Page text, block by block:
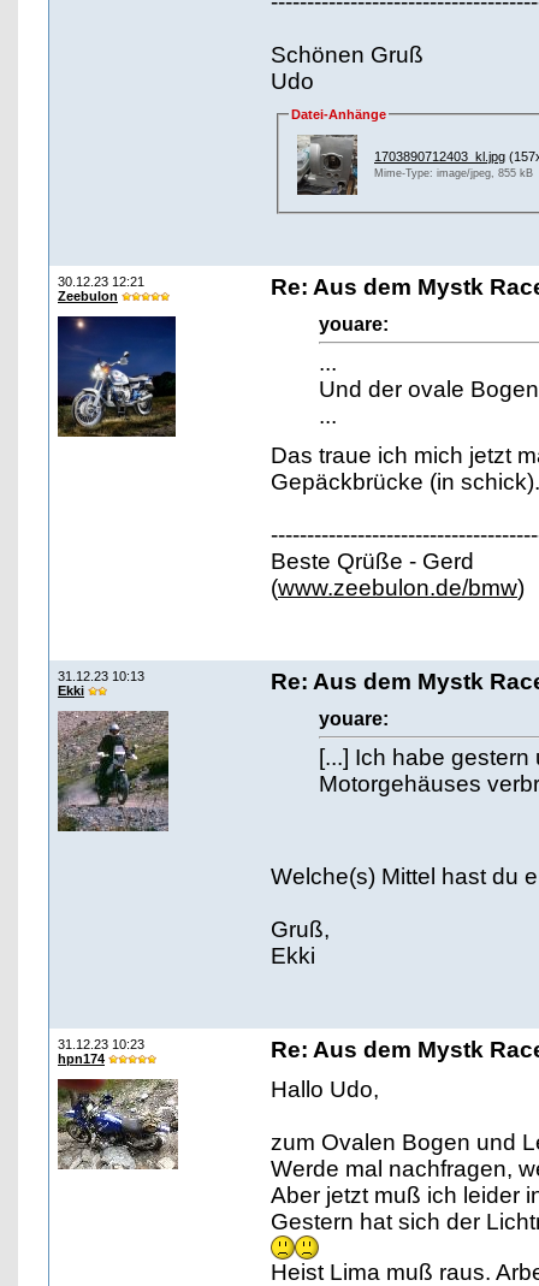
Schönen Gruß
Udo
Datei-Anhänge
1703890712403_kl.jpg
Mime-Type: image/jpeg, 855 kB
30.12.23 12:21
Zeebulon
Re: Aus dem Mystk
youare:
...
Und der ovale
...
Das traue ich mich jetzt
Gepäckbrücke (in schick).
Beste Qrüße - Gerd
(www.zeebulon.de/bmw)
31.12.23 10:13
Ekki
Re: Aus dem Mystk
youare:
[...] Ich habe
Motorgehäuses
Welche(s) Mittel hast du
Gruß,
Ekki
31.12.23 10:23
hpn174
Re: Aus dem Mystk
Hallo Udo,
zum Ovalen Bogen und
Werde mal nachfragen,
Aber jetzt muß ich leider
Gestern hat sich der
Heist Lima muß raus.